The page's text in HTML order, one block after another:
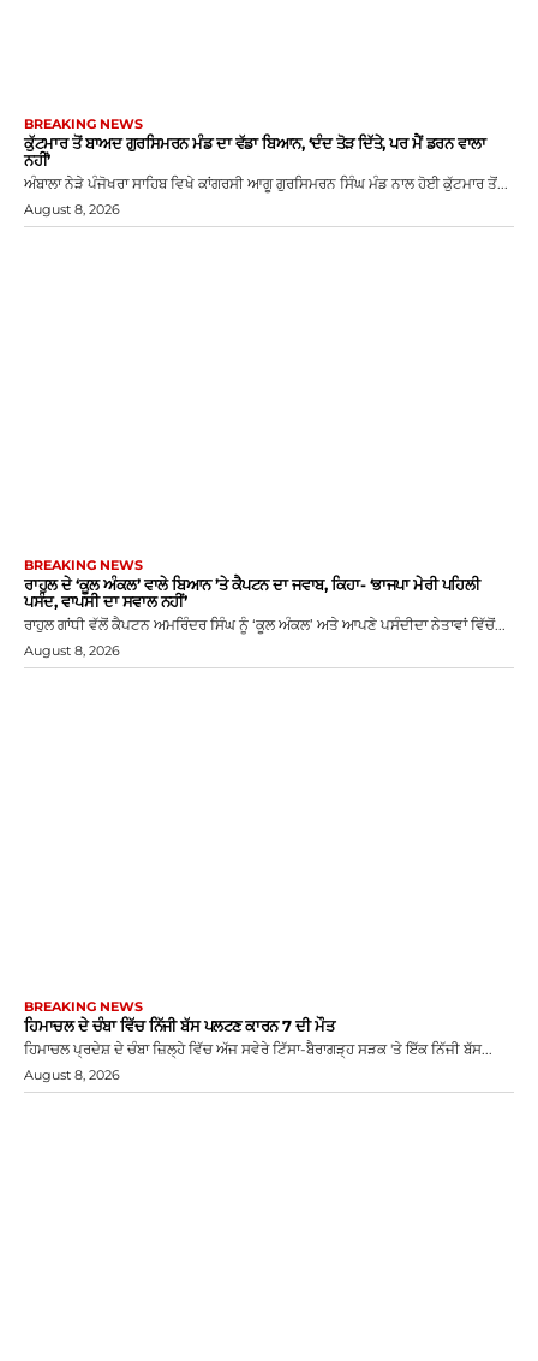
BREAKING NEWS
ਕੁੱਟਮਾਰ ਤੋਂ ਬਾਅਦ ਗੁਰਸਿਮਰਨ ਮੰਡ ਦਾ ਵੱਡਾ ਬਿਆਨ, ‘ਦੰਦ ਤੋੜ ਦਿੱਤੇ, ਪਰ ਮੈਂ ਡਰਨ ਵਾਲਾ
ਨਹੀਂ’
ਅੰਬਾਲਾ ਨੇੜੇ ਪੰਜੋਖਰਾ ਸਾਹਿਬ ਵਿਖੇ ਕਾਂਗਰਸੀ ਆਗੂ ਗੁਰਸਿਮਰਨ ਸਿੰਘ ਮੰਡ ਨਾਲ ਹੋਈ ਕੁੱਟਮਾਰ ਤੋਂ...
August 8, 2026
BREAKING NEWS
ਰਾਹੁਲ ਦੇ ‘ਕੂਲ ਅੰਕਲ’ ਵਾਲੇ ਬਿਆਨ ’ਤੇ ਕੈਪਟਨ ਦਾ ਜਵਾਬ, ਕਿਹਾ- ‘ਭਾਜਪਾ ਮੇਰੀ ਪਹਿਲੀ
ਪਸੰਦ, ਵਾਪਸੀ ਦਾ ਸਵਾਲ ਨਹੀਂ’
ਰਾਹੁਲ ਗਾਂਧੀ ਵੱਲੋਂ ਕੈਪਟਨ ਅਮਰਿੰਦਰ ਸਿੰਘ ਨੂੰ ‘ਕੂਲ ਅੰਕਲ’ ਅਤੇ ਆਪਣੇ ਪਸੰਦੀਦਾ ਨੇਤਾਵਾਂ ਵਿੱਚੋਂ...
August 8, 2026
BREAKING NEWS
ਹਿਮਾਚਲ ਦੇ ਚੰਬਾ ਵਿੱਚ ਨਿੱਜੀ ਬੱਸ ਪਲਟਣ ਕਾਰਨ 7 ਦੀ ਮੌਤ
ਹਿਮਾਚਲ ਪ੍ਰਦੇਸ਼ ਦੇ ਚੰਬਾ ਜ਼ਿਲ੍ਹੇ ਵਿੱਚ ਅੱਜ ਸਵੇਰੇ ਟਿੱਸਾ-ਬੈਰਾਗੜ੍ਹ ਸੜਕ 'ਤੇ ਇੱਕ ਨਿੱਜੀ ਬੱਸ...
August 8, 2026